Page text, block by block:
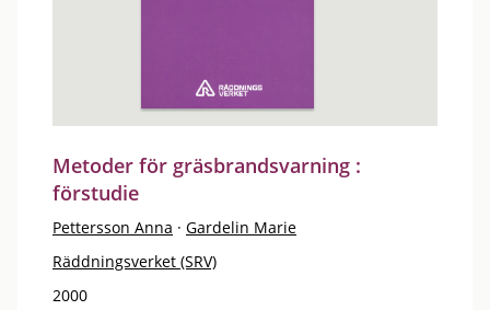
Metoder för gräsbrandsvarning :
förstudie
Pettersson Anna · Gardelin Marie
Räddningsverket (SRV)
2000